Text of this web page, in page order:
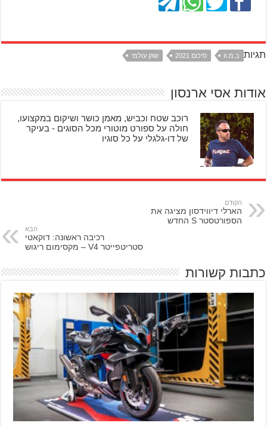
תגיות ב.מ.וו סיכום 2021 שוק עולמי
אודות אסי ארנסון
רוכב שטח וכביש, מאמן כושר ושיקום במקצועו,
חולה על ספורט מוטורי מכל הסוגים - בעיקר
של דו-גלגלי על כל סוגיו
הקודם
הארלי דיווידסון מציגה את
הספורטסטר S החדש
הבא
רכיבה ראשונה: דוקאטי
סטריטפייטר V4 – מקסימום ריגוש
כתבות קשורות